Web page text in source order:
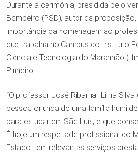
Durante a cerimônia, presidida pelo
Bombeiro (PSD), autor da
importância da homenagem ao
que trabalha no Campus do Instituto
Ciência e Tecnologia do Maranhão
Pinheiro.
“O professor José Ribamar Lima
pessoa oriunda de uma família
para estudar em São Luís, e que
É hoje um respeitado profissional do
Estado, tem relevantes serviços